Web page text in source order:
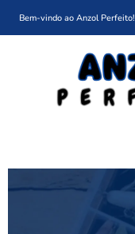
Bem-vindo ao Anzol Perfeito!